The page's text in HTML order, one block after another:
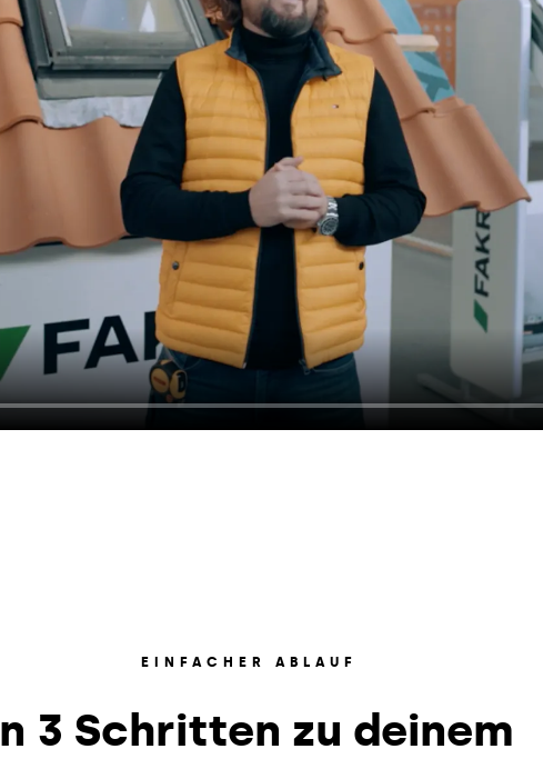
EINFACHER ABLAUF
3 Schritten zu deinem